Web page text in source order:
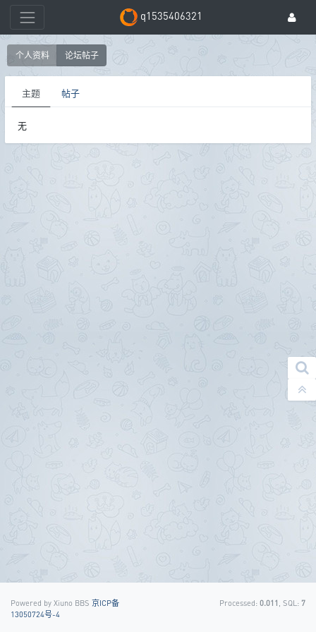
q1535406321
个人资料 论坛帖子
主题 帖子
无
Powered by Xiuno BBS 京ICP备
13050724号-4
Processed: 0.011 , SQL: 7